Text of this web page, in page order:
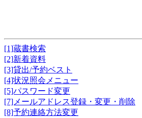
[1]蔵書検索
[2]新着資料
[3]貸出/予約ベスト
[4]状況照会メニュー
[5]パスワード変更
[7]メールアドレス登録・変更・削除
[8]予約連絡方法変更